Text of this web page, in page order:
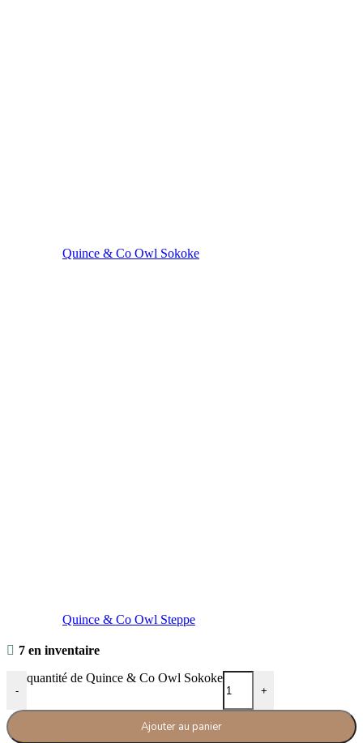
Quince & Co Owl Sokoke
Quince & Co Owl Steppe
7 en inventaire
-
quantité de Quince & Co Owl Sokoke
+
Ajouter au panier